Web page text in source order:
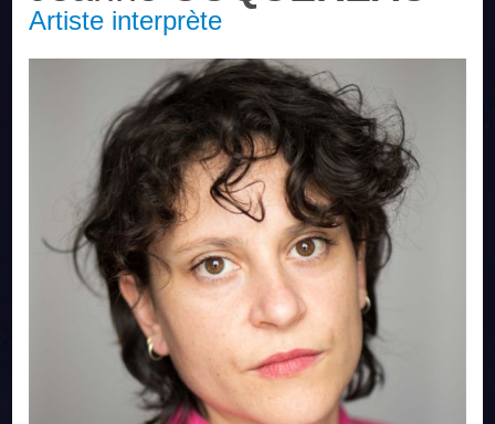
Artiste interprète